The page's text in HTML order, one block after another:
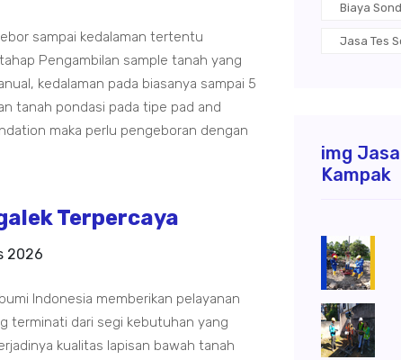
sampai kedalaman tertentu
Pengambilan sample tanah yang
kedalaman pada biasanya sampai 5
tanah pondasi pada tipe pad and
maka perlu pengeboran dengan
Terpercaya
2026
Indonesia memberikan pelayanan
terminati dari segi kebutuhan yang
kualitas lapisan bawah tanah
Biaya
Jasa Tes
img
Kampak